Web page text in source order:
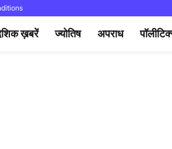
ख़बरें ज्योतिष अपराध